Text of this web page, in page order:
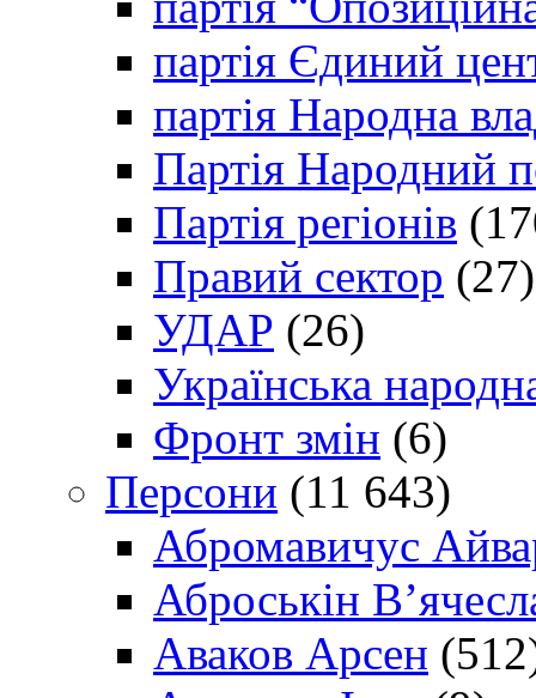
партія Єдиний
партія Народна
Партія Народний
Партія регіонів
Правий сектор (27)
УДАР (26)
Українська
Фронт змін (6)
Персони (11 643)
Абромавичус
Аброськін
Аваков Арсен